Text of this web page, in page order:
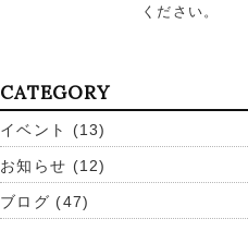
ください 。
CATEGORY
イベント (13)
お知らせ (12)
ブログ (47)